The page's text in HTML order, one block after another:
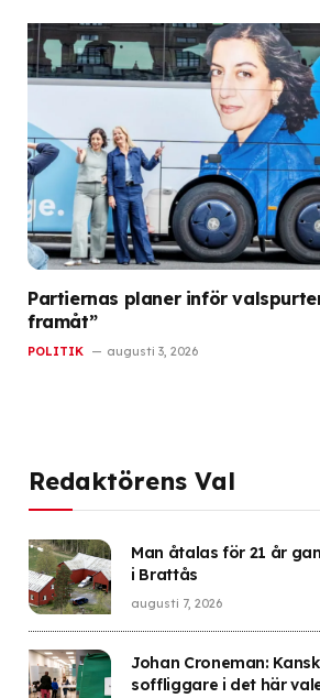
Partiernas planer inför
framåt”
POLITIK augusti 3, 2026
Redaktörens Val
Man åtalas för 21 år
i Brattås
augusti 7, 2026
Johan Croneman:
soffliggare i det här